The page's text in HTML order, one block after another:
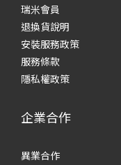
瑞米會員
退換貨說明
安裝服務政策
服務條款
隱私權政策
企業合作
異業合作